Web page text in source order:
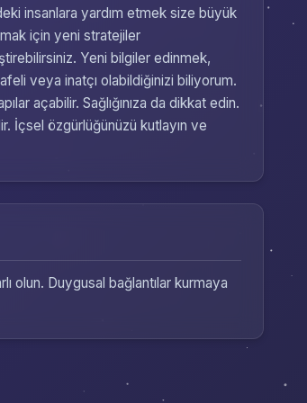
insanlara yardım etmek size büyük
için yeni stratejiler
Yeni bilgiler edinmek,
veya inatçı olabildiğinizi biliyorum.
açabilir. Sağlığınıza da dikkat edin.
İçsel özgürlüğünüzü kutlayın ve
olun. Duygusal bağlantılar kurmaya